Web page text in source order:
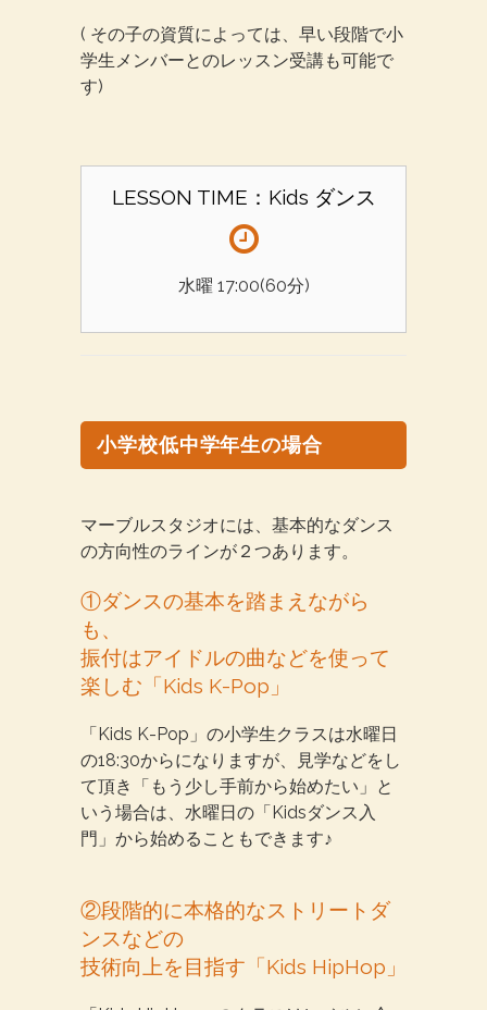
( その子の資質によっては、早い段階で小
学生メンバーとのレッスン受講も可能で
す)
LESSON TIME：Kids ダンス
水曜 17:00(60分)
小学校低中学年生の場合
マーブルスタジオには、基本的なダンス
の方向性のラインが２つあります。
①ダンスの基本を踏まえながら
も、
振付はアイドルの曲などを使って
楽しむ「Kids K-Pop」
「Kids K-Pop」の小学生クラスは水曜日
の18:30からになりますが、見学などをし
て頂き「もう少し手前から始めたい」と
いう場合は、水曜日の「Kidsダンス入
門」から始めることもできます♪
②段階的に本格的なストリートダ
ンスなどの
技術向上を目指す「Kids HipHop」